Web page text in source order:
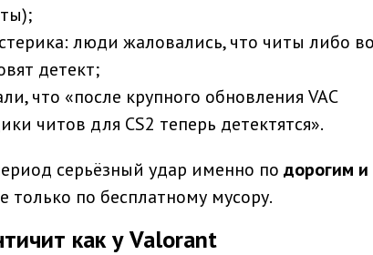
люди жаловались, что читы либо
детект;
что «после крупного обновления VAC
читов для CS2 теперь детектятся».
серьёзный удар именно по дорогим и
только по бесплатному мусору.
как у Valorant